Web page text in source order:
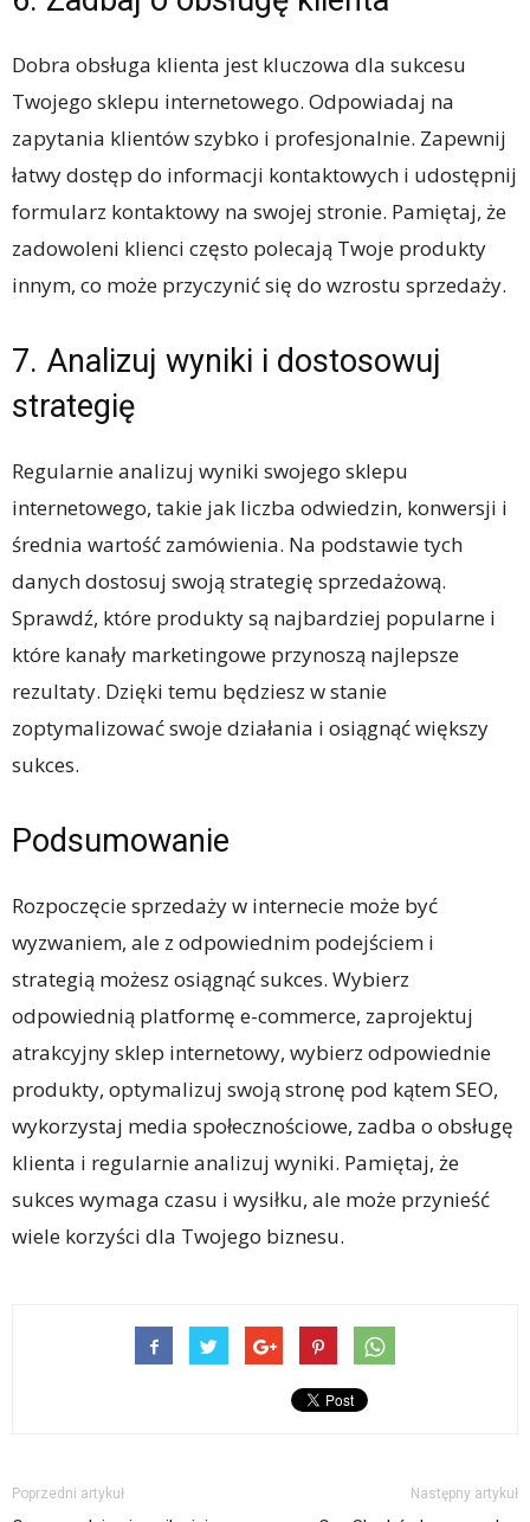
Dobra obsługa klienta jest kluczowa dla sukcesu
Twojego sklepu internetowego. Odpowiadaj na
zapytania klientów szybko i profesjonalnie. Zapewnij
łatwy dostęp do informacji kontaktowych i udostępnij
formularz kontaktowy na swojej stronie. Pamiętaj, że
zadowoleni klienci często polecają Twoje produkty
innym, co może przyczynić się do wzrostu sprzedaży.
7. Analizuj wyniki i dostosowuj
strategię
Regularnie analizuj wyniki swojego sklepu
internetowego, takie jak liczba odwiedzin, konwersji i
średnia wartość zamówienia. Na podstawie tych
danych dostosuj swoją strategię sprzedażową.
Sprawdź, które produkty są najbardziej popularne i
które kanały marketingowe przynoszą najlepsze
rezultaty. Dzięki temu będziesz w stanie
zoptymalizować swoje działania i osiągnąć większy
sukces.
Podsumowanie
Rozpoczęcie sprzedaży w internecie może być
wyzwaniem, ale z odpowiednim podejściem i
strategią możesz osiągnąć sukces. Wybierz
odpowiednią platformę e-commerce, zaprojektuj
atrakcyjny sklep internetowy, wybierz odpowiednie
produkty, optymalizuj swoją stronę pod kątem SEO,
wykorzystaj media społecznościowe, zadba o obsługę
klienta i regularnie analizuj wyniki. Pamiętaj, że
sukces wymaga czasu i wysiłku, ale może przynieść
wiele korzyści dla Twojego biznesu.
Poprzedni artykuł Następny artykuł